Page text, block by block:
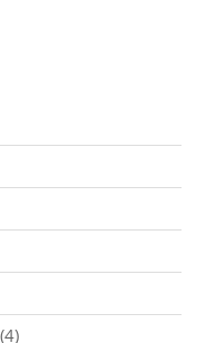
(4)